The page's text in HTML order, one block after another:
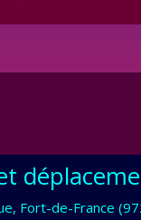
Fort-de-France